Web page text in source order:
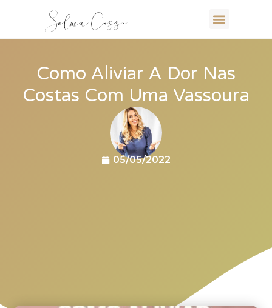
Como Aliviar A Dor Nas
Costas Com Uma Vassoura
05/05/2022